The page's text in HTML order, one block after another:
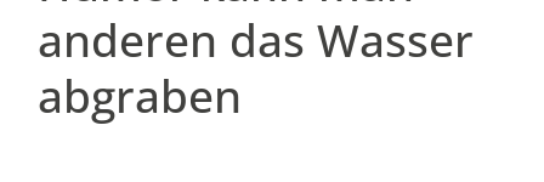
anderen das Wasser
abgraben